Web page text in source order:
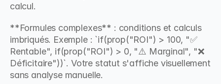
calcul.
**Formules complexes** : conditions et calculs
imbriqués. Exemple : `if(prop("ROI") > 100, "✅
Rentable", if(prop("ROI") > 0, "⚠️ Marginal", "❌
Déficitaire"))`. Votre statut s'affiche visuellement
sans analyse manuelle.